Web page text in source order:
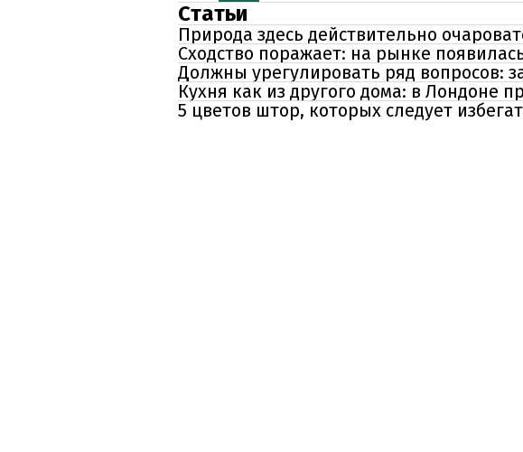
Статьи
Природа здесь действительно
Сходство поражает: на рынке
Должны урегулировать ряд вопросов:
Кухня как из другого дома: в Лондоне
5 цветов штор, которых следует